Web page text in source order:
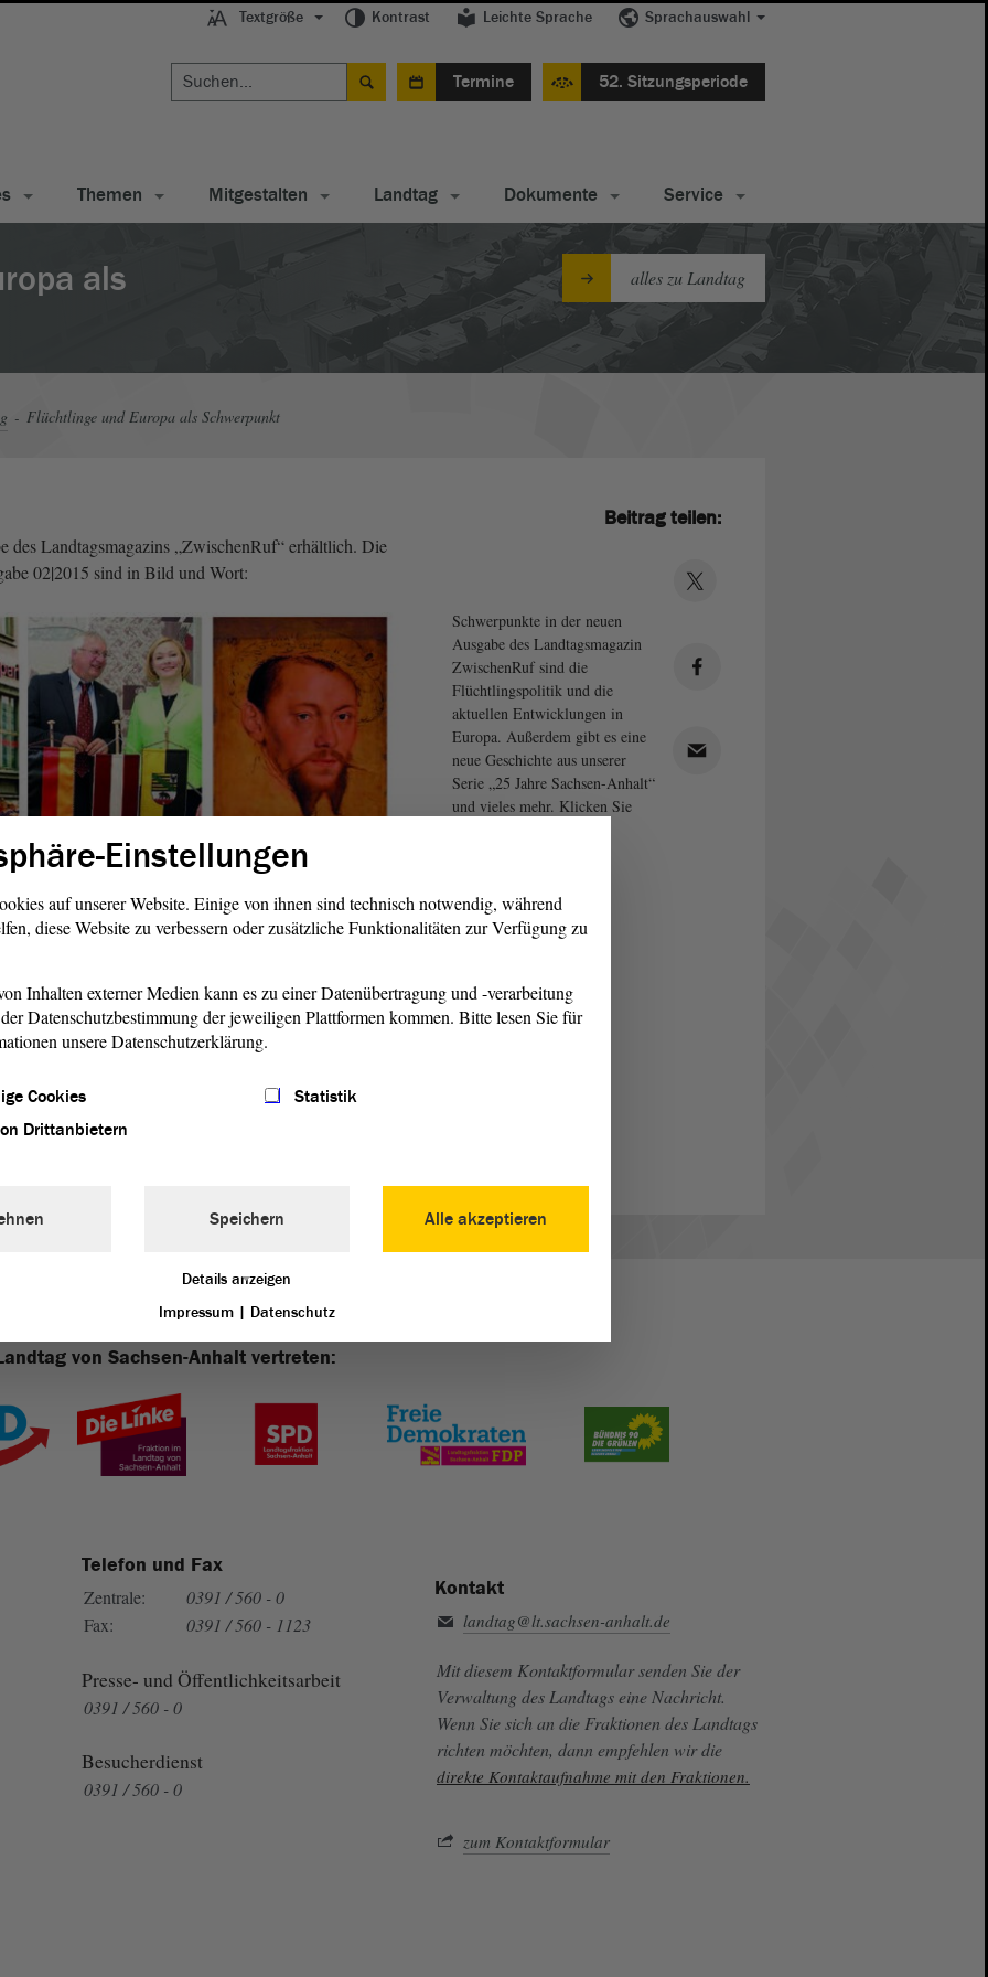
Textgröße Kontrast Leichte Sprache Sprachauswahl
Termine 52. Sitzungsperiode
Themen Mitgestalten Landtag Dokumente Service
als
alles zu Landtag
Flüchtlinge und Europa als Schwerpunkt
des Landtagsmagazins „ZwischenRuf“ erhältlich. Die
02|2015 sind in Bild und Wort:
1/10
Schwerpunkte in der neuen
Ausgabe des Landtagsmagazin
ZwischenRuf sind die
Flüchtlingspolitik und die
aktuellen Entwicklungen in
Europa. Außerdem gibt es eine
neue Geschichte aus unserer
Serie „25 Jahre Sachsen-Anhalt“
und vieles mehr. Klicken Sie
des Jahres 2015 kann kostenfrei über das
heruntergeladen werden:
Beitrag teilen:
von Sachsen-Anhalt vertreten:
Telefon und Fax
Zentrale:
0391 / 560 - 0
Fax:
0391 / 560 - 1123
Presse- und Öffentlichkeitsarbeit
0391 / 560 - 0
Besucherdienst
0391 / 560 - 0
Kontakt
landtag@lt.sachsen-anhalt.de
Mit diesem Kontaktformular senden Sie der
Verwaltung des Landtags eine Nachricht.
Wenn Sie sich an die Fraktionen des Landtags
richten möchten, dann empfehlen wir die
direkte Kontaktaufnahme mit den Fraktionen.
zum Kontaktformular
Einstellungen
auf unserer Website. Einige von ihnen sind technisch notwendig, während
diese Website zu verbessern oder zusätzliche Funktionalitäten zur Verfügung zu
Inhalten externer Medien kann es zu einer Datenübertragung und -verarbeitung
Datenschutzbestimmung der jeweiligen Plattformen kommen. Bitte lesen Sie für
unsere Datenschutzerklärung.
Cookies
Statistik
Drittanbietern
Alle akzeptieren
Speichern
Details anzeigen
Impressum | Datenschutz